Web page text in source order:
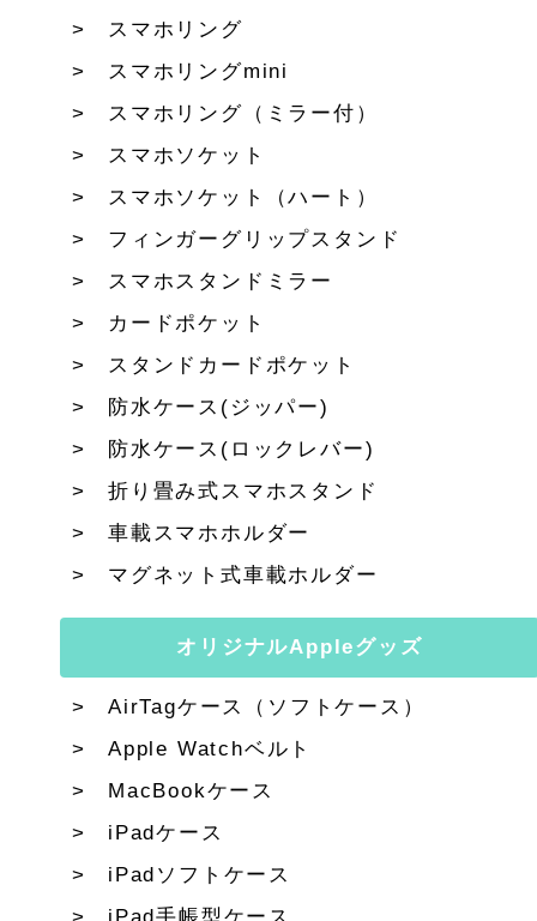
スマホリング
スマホリングmini
スマホリング（ミラー付）
スマホソケット
スマホソケット（ハート）
フィンガーグリップスタンド
スマホスタンドミラー
カードポケット
スタンドカードポケット
防水ケース(ジッパー)
防水ケース(ロックレバー)
折り畳み式スマホスタンド
車載スマホホルダー
マグネット式車載ホルダー
オリジナルAppleグッズ
AirTagケース（ソフトケース）
Apple Watchベルト
MacBookケース
iPadケース
iPadソフトケース